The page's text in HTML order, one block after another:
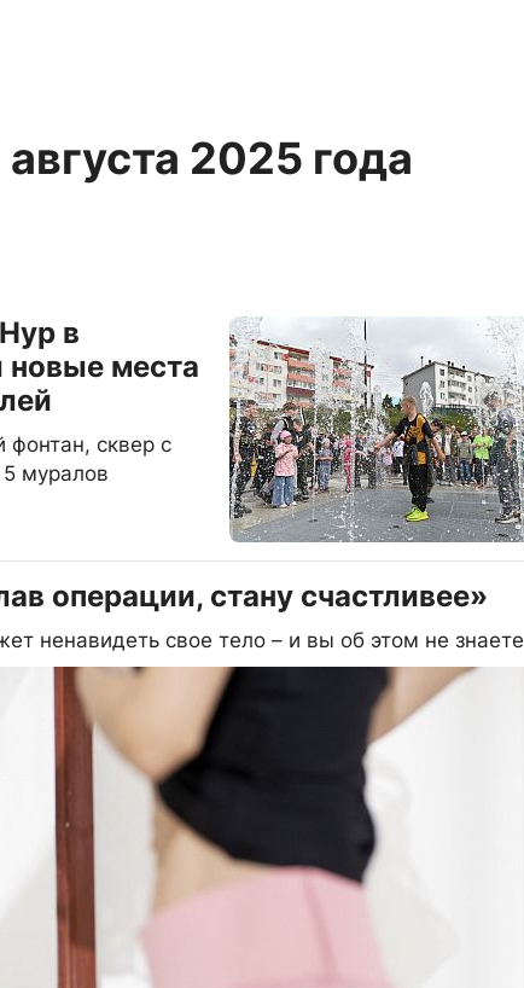
2025 года
в
новые места
фонтан, сквер с
муралов
операции, стану счастливее»
ненавидеть свое тело – и вы об этом не знаете